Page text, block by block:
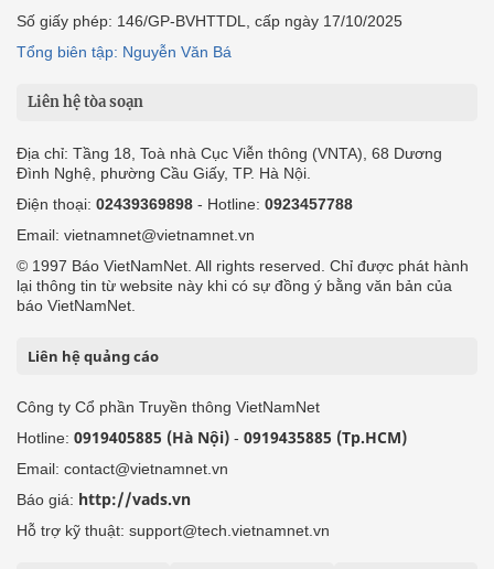
Số giấy phép: 146/GP-BVHTTDL, cấp ngày 17/10/2025
Tổng biên tập: Nguyễn Văn Bá
Liên hệ tòa soạn
Địa chỉ: Tầng 18, Toà nhà Cục Viễn thông (VNTA), 68 Dương
Đình Nghệ, phường Cầu Giấy, TP. Hà Nội.
Điện thoại: 02439369898 - Hotline: 0923457788
Email: vietnamnet@vietnamnet.vn
© 1997 Báo VietNamNet. All rights reserved. Chỉ được phát hành
lại thông tin từ website này khi có sự đồng ý bằng văn bản của
báo VietNamNet.
Liên hệ quảng cáo
Công ty Cổ phần Truyền thông VietNamNet
Hotline: 0919405885 (Hà Nội) - 0919435885 (Tp.HCM)
Email: contact@vietnamnet.vn
Báo giá: http://vads.vn
Hỗ trợ kỹ thuật: support@tech.vietnamnet.vn